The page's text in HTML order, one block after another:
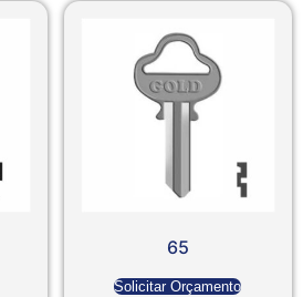
65
Solicitar Orçamento